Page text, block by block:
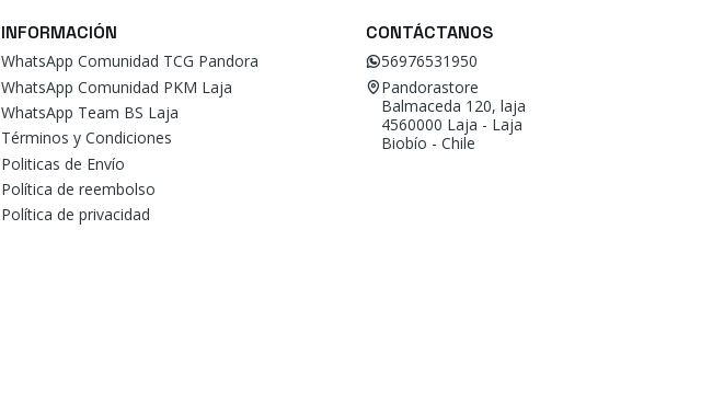
INFORMACIÓN
WhatsApp Comunidad TCG Pandora
WhatsApp Comunidad PKM Laja
WhatsApp Team BS Laja
Términos y Condiciones
Politicas de Envío
Política de reembolso
Política de privacidad
CONTÁCTANOS
56976531950
Pandorastore
Balmaceda 120, laja
4560000 Laja - Laja
Biobío - Chile